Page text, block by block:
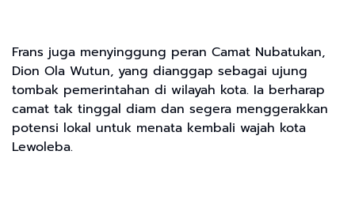
Frans juga menyinggung peran Camat Nubatukan,
Dion Ola Wutun, yang dianggap sebagai ujung
tombak pemerintahan di wilayah kota. Ia berharap
camat tak tinggal diam dan segera menggerakkan
potensi lokal untuk menata kembali wajah kota
Lewoleba.